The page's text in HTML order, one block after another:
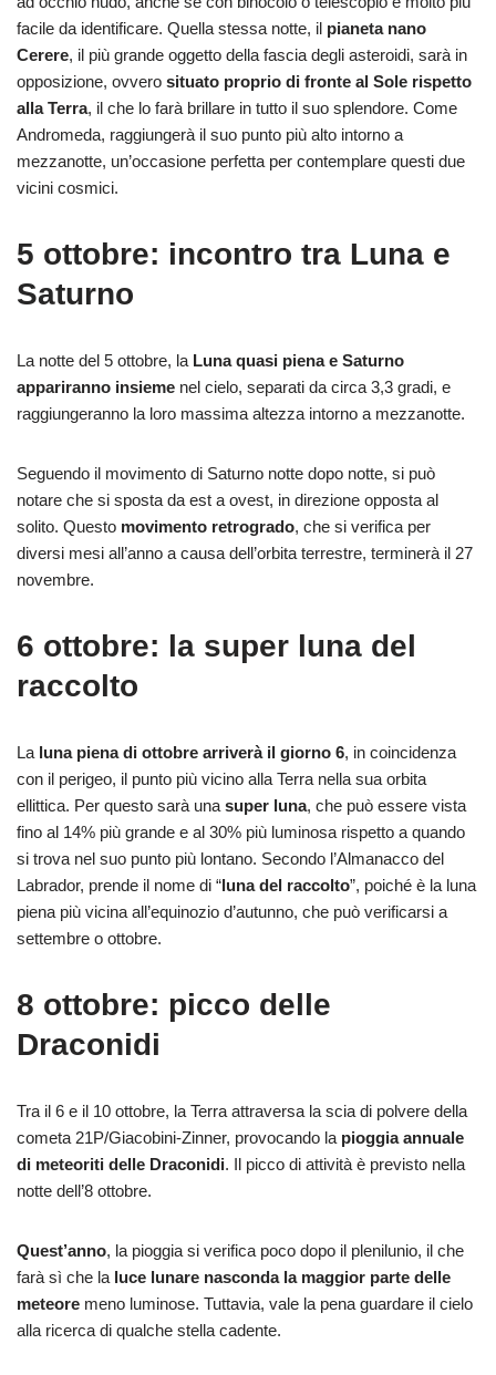
facile da identificare. Quella stessa notte, il pianeta nano
Cerere, il più grande oggetto della fascia degli asteroidi, sarà in
opposizione, ovvero situato proprio di fronte al Sole rispetto
alla Terra, il che lo farà brillare in tutto il suo splendore. Come
Andromeda, raggiungerà il suo punto più alto intorno a
mezzanotte, un’occasione perfetta per contemplare questi due
vicini cosmici.
5 ottobre: incontro tra Luna e
Saturno
La notte del 5 ottobre, la Luna quasi piena e Saturno
appariranno insieme nel cielo, separati da circa 3,3 gradi, e
raggiungeranno la loro massima altezza intorno a mezzanotte.
Seguendo il movimento di Saturno notte dopo notte, si può
notare che si sposta da est a ovest, in direzione opposta al
solito. Questo movimento retrogrado, che si verifica per
diversi mesi all’anno a causa dell’orbita terrestre, terminerà il 27
novembre.
6 ottobre: la super luna del
raccolto
La luna piena di ottobre arriverà il giorno 6, in coincidenza
con il perigeo, il punto più vicino alla Terra nella sua orbita
ellittica. Per questo sarà una super luna, che può essere vista
fino al 14% più grande e al 30% più luminosa rispetto a quando
si trova nel suo punto più lontano. Secondo l’Almanacco del
Labrador, prende il nome di “luna del raccolto”, poiché è la luna
piena più vicina all’equinozio d’autunno, che può verificarsi a
settembre o ottobre.
8 ottobre: picco delle
Draconidi
Tra il 6 e il 10 ottobre, la Terra attraversa la scia di polvere della
cometa 21P/Giacobini-Zinner, provocando la pioggia annuale
di meteoriti delle Draconidi. Il picco di attività è previsto nella
notte dell’8 ottobre.
Quest’anno, la pioggia si verifica poco dopo il plenilunio, il che
farà sì che la luce lunare nasconda la maggior parte delle
meteore meno luminose. Tuttavia, vale la pena guardare il cielo
alla ricerca di qualche stella cadente.